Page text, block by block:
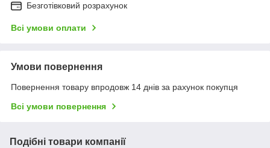
Безготівковий розрахунок
Всі умови оплати
Умови повернення
Повернення товару впродовж 14 днів за рахунок покупця
Всі умови повернення
Подібні товари компанії